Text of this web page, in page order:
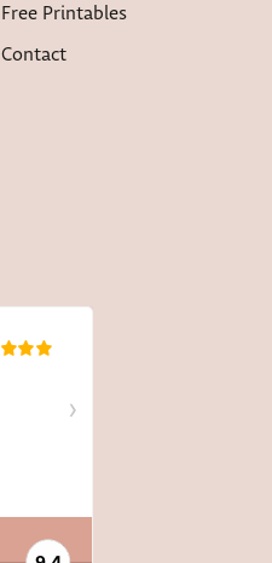
Free Printables
Contact